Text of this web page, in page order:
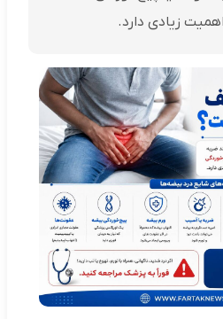
زیادی دارد.